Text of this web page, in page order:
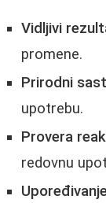
Vidljivi
promene.
Prirodni
upotrebu.
Provera
redovnu